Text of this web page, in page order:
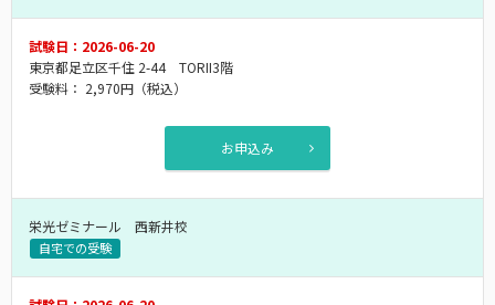
試験日：2026-06-20
東京都足立区千住 2-44 TORII3階
受験料： 2,970円 （税込）
お申込み
栄光ゼミナール 西新井校
自宅での受験